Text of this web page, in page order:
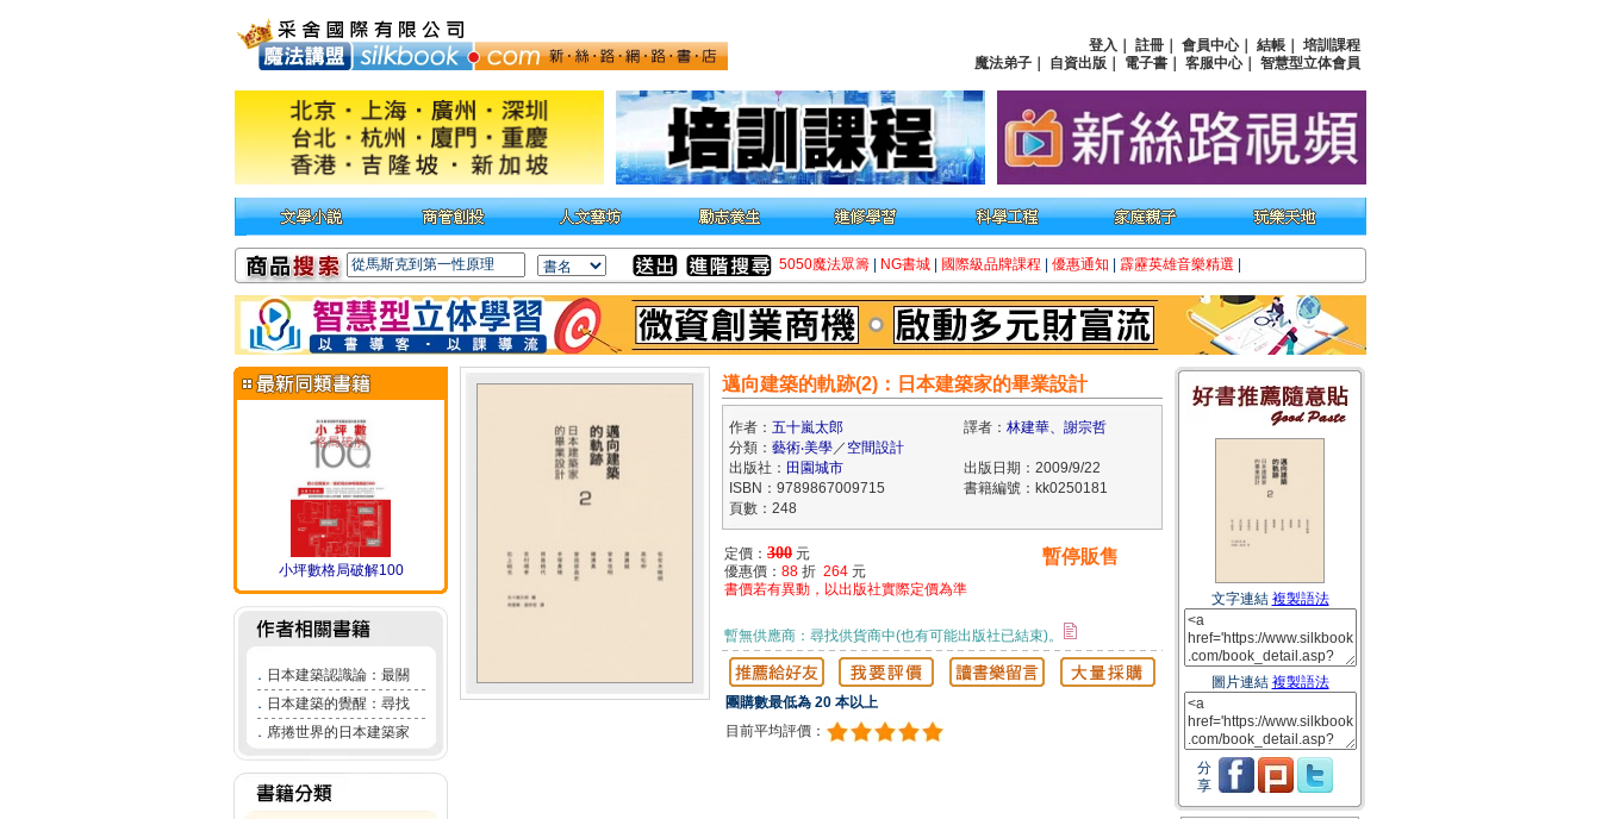
登入 註冊 會員中心｜ 結帳
培訓課程
魔法弟子
自資出版 電子書 客服中心｜ 智慧型立体會員
5050魔法眾籌 NG書城 國際級品牌課程 優惠通知 霹靂英雄音樂精選
小坪數格局破解100
． 日本建築認識論：最關
． 日本建築的覺醒：尋找
． 席捲世界的日本建築家
邁向建築的軌跡(2)：日本建築家的畢業設計
作者： 五十嵐太郎 譯者： 林建華、謝宗哲
分類： 藝術‧美學／ 空間設計
出版社： 田園城市
出版日期：2009/9/22
ISBN：9789867009715
書籍編號：kk0250181
頁數：248
定價： 300 元
優惠價： 88 折 264 元
書價若有異動，以出版社實際定價為準
暫停販售
暫無供應商：尋找供貨商中(也有可能出版社已結束)。
團購數最低為 20 本以上
目前平均評價：
文字連結 複製語法
圖片連結 複製語法
分
享